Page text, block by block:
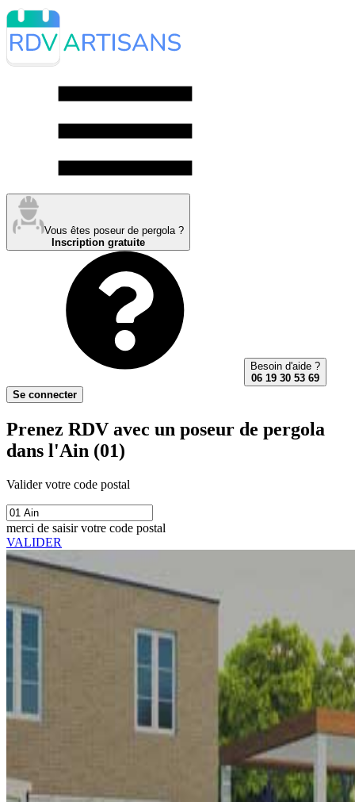
Vous êtes poseur de pergola ?
Inscription gratuite
Besoin d'aide ?
06 19 30 53 69
Se connecter
Prenez RDV avec un poseur de pergola
dans l'Ain (01)
Valider votre code postal
merci de saisir votre code postal
VALIDER